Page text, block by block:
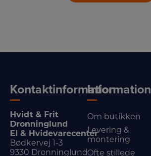
Kontaktinformation
Hvidt & Frit
Dronninglund
El & Hvidevarecenter
Bødkervej 1-3
9330 Dronninglund
Information
Om butikken
Levering &
montering
Ofte stillede